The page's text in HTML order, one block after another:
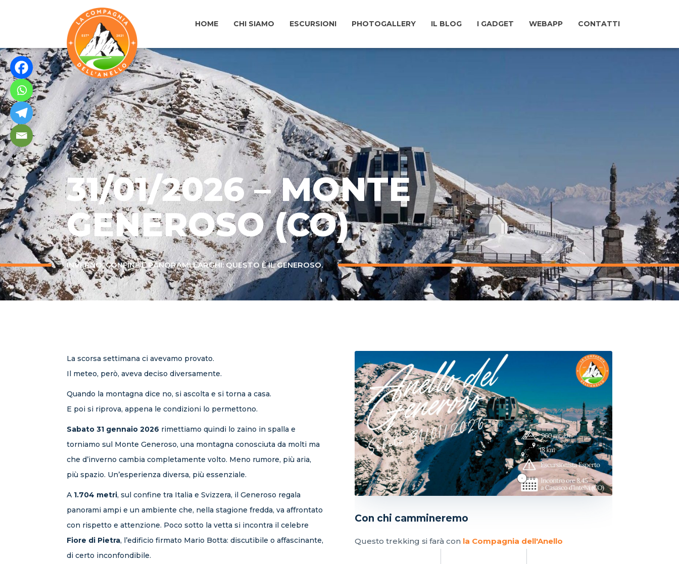
HOME CHI SIAMO ESCURSIONI PHOTOGALLERY IL BLOG I GADGET WEBAPP CONTATTI
31/01/2026 – MONTE
GENEROSO (CO)
INVERNO, CONFINE E PANORAMI LARGHI: QUESTO È IL GENEROSO.
La scorsa settimana ci avevamo provato.
Il meteo, però, aveva deciso diversamente.
Quando la montagna dice no, si ascolta e si torna a casa.
E poi si riprova, appena le condizioni lo permettono.
Sabato 31 gennaio 2026 rimettiamo quindi lo zaino in spalla e
torniamo sul Monte Generoso, una montagna conosciuta da molti ma
che d’inverno cambia completamente volto. Meno rumore, più aria,
più spazio. Un’esperienza diversa, più essenziale.
A 1.704 metri, sul confine tra Italia e Svizzera, il Generoso regala
panorami ampi e un ambiente che, nella stagione fredda, va affrontato
con rispetto e attenzione. Poco sotto la vetta si incontra il celebre
Fiore di Pietra, l’edificio firmato Mario Botta: discutibile o affascinante,
di certo inconfondibile.
Con chi cammineremo
Questo trekking si farà con la Compagnia dell'Anello